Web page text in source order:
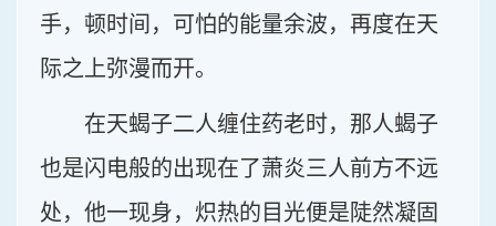
手，顿时间，可怕的能量余波，再度在天
际之上弥漫而开。
在天蝎子二人缠住药老时，那人蝎子
也是闪电般的出现在了萧炎三人前方不远
处，他一现身，炽热的目光便是陡然凝固